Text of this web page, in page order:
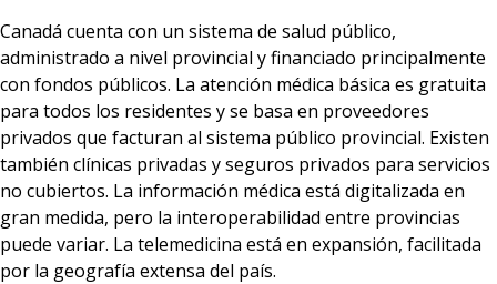
Canadá cuenta con un sistema de salud público,
administrado a nivel provincial y financiado principalmente
con fondos públicos. La atención médica básica es gratuita
para todos los residentes y se basa en proveedores
privados que facturan al sistema público provincial. Existen
también clínicas privadas y seguros privados para servicios
no cubiertos. La información médica está digitalizada en
gran medida, pero la interoperabilidad entre provincias
puede variar. La telemedicina está en expansión, facilitada
por la geografía extensa del país.